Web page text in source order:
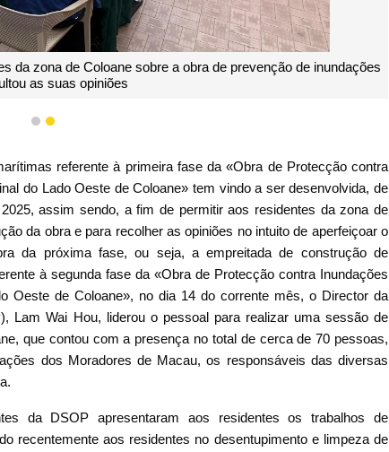
da zona de Coloane sobre a obra de prevenção de inundações
as suas opiniões
1 2
referente à primeira fase da «Obra de Protecção contra
do Lado Oeste de Coloane» tem vindo a ser desenvolvida, de
assim sendo, a fim de permitir aos residentes da zona de
da obra e para recolher as opiniões no intuito de aperfeiçoar o
da próxima fase, ou seja, a empreitada de construção de
à segunda fase da «Obra de Protecção contra Inundações
Oeste de Coloane», no dia 14 do corrente mês, o Director da
Lam Wai Hou, liderou o pessoal para realizar uma sessão de
que contou com a presença no total de cerca de 70 pessoas,
dos Moradores de Macau, os responsáveis das diversas
da DSOP apresentaram aos residentes os trabalhos de
recentemente aos residentes no desentupimento e limpeza de